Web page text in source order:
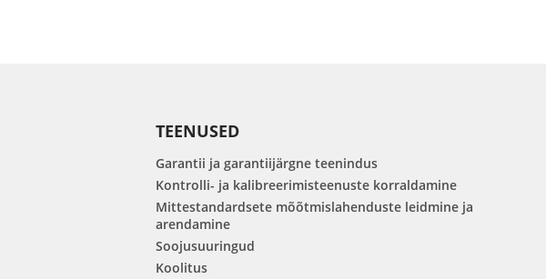
TEENUSED
Garantii ja garantiijärgne teenindus
Kontrolli- ja kalibreerimisteenuste korraldamine
Mittestandardsete mõõtmislahenduste leidmine ja
arendamine
Soojusuuringud
Koolitus